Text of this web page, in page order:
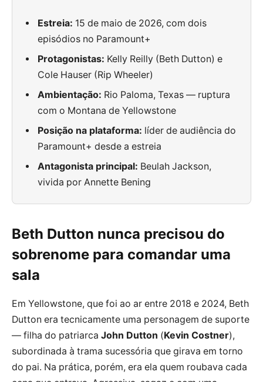
Estreia: 15 de maio de 2026, com dois
episódios no Paramount+
Protagonistas: Kelly Reilly (Beth Dutton) e
Cole Hauser (Rip Wheeler)
Ambientação: Rio Paloma, Texas — ruptura
com o Montana de Yellowstone
Posição na plataforma: líder de audiência do
Paramount+ desde a estreia
Antagonista principal: Beulah Jackson,
vivida por Annette Bening
Beth Dutton nunca precisou do
sobrenome para comandar uma
sala
Em Yellowstone, que foi ao ar entre 2018 e 2024, Beth
Dutton era tecnicamente uma personagem de suporte
— filha do patriarca John Dutton (Kevin Costner),
subordinada à trama sucessória que girava em torno
do pai. Na prática, porém, era ela quem roubava cada